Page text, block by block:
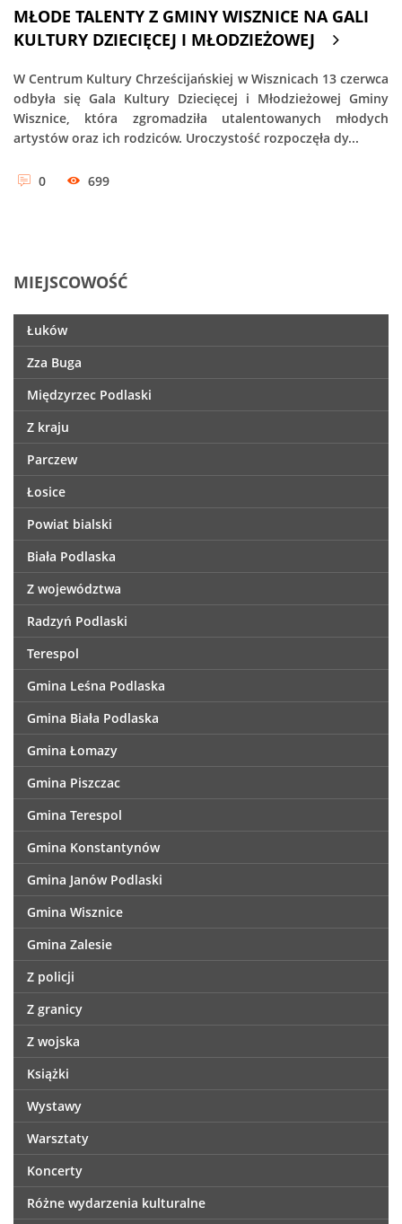
MŁODE TALENTY Z GMINY WISZNICE NA GALI
KULTURY DZIECIĘCEJ I MŁODZIEŻOWEJ
W Centrum Kultury Chrześcijańskiej w Wisznicach 13 czerwca
odbyła się Gala Kultury Dziecięcej i Młodzieżowej Gminy
Wisznice, która zgromadziła utalentowanych młodych
artystów oraz ich rodziców. Uroczystość rozpoczęła dy...
0 699
MIEJSCOWOŚĆ
Łuków
Zza Buga
Międzyrzec Podlaski
Z kraju
Parczew
Łosice
Powiat bialski
Biała Podlaska
Z województwa
Radzyń Podlaski
Terespol
Gmina Leśna Podlaska
Gmina Biała Podlaska
Gmina Łomazy
Gmina Piszczac
Gmina Terespol
Gmina Konstantynów
Gmina Janów Podlaski
Gmina Wisznice
Gmina Zalesie
Z policji
Z granicy
Z wojska
Książki
Wystawy
Warsztaty
Koncerty
Różne wydarzenia kulturalne